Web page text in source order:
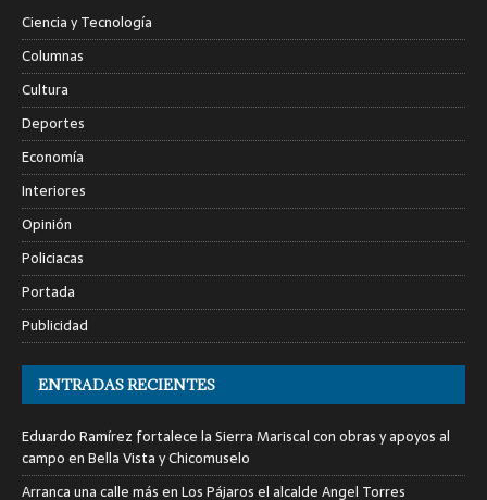
Ciencia y Tecnología
Columnas
Cultura
Deportes
Economía
Interiores
Opinión
Policiacas
Portada
Publicidad
ENTRADAS RECIENTES
Eduardo Ramírez fortalece la Sierra Mariscal con obras y apoyos al
campo en Bella Vista y Chicomuselo
Arranca una calle más en Los Pájaros el alcalde Angel Torres